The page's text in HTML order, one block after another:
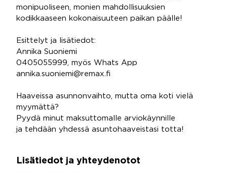
monipuoliseen, monien mahdollisuuksien
kodikkaaseen kokonaisuuteen paikan päälle!
Esittelyt ja lisätiedot:
Annika Suoniemi
0405055999, myös Whats App
annika.suoniemi@remax.fi
Haaveissa asunnonvaihto, mutta oma koti vielä
myymättä?
Pyydä minut maksuttomalle arviokäynnille
ja tehdään yhdessä asuntohaaveistasi totta!
Lisätiedot ja yhteydenotot